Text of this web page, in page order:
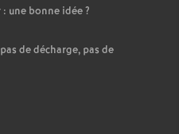
une bonne idée?
de décharge, pas de